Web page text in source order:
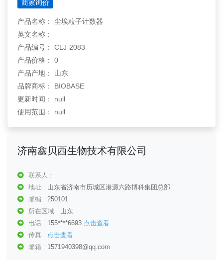
商家询价
产品名称： 尘埃粒子计数器
英文名称：
产品编号： CLJ-2083
产品价格： 0
产品产地： 山东
品牌商标： BIOBASE
更新时间： null
使用范围： null
济南鑫贝西生物技术有限公司
联系人 :
地址 : 山东省济南市历城区港源六路博科集团总部
邮编 : 250101
所在区域 : 山东
电话 : 155****6693 点击查看
传真 : 点击查看
邮箱 : 1571940398@qq.com